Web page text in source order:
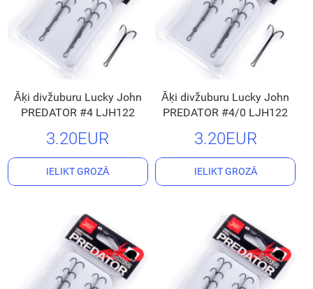
Āķi divžuburu Lucky John
PREDATOR #4 LJH122
3.20EUR
IELIKT GROZĀ
Āķi divžuburu Lucky John
PREDATOR #4/0 LJH122
3.20EUR
IELIKT GROZĀ